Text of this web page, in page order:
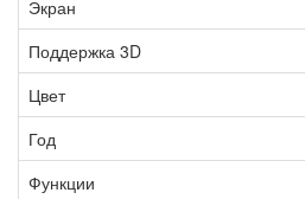
Экран
Поддержка 3D
Цвет
Год
Функции